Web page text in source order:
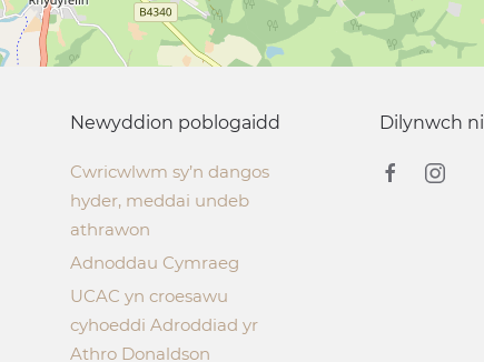
Newyddion poblogaidd
Cwricwlwm sy’n dangos
hyder, meddai undeb
athrawon
Adnoddau Cymraeg
UCAC yn croesawu
cyhoeddi Adroddiad yr
Athro Donaldson
Dilynwch ni